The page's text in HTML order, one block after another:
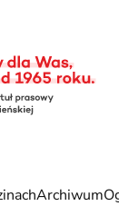
Archiwum